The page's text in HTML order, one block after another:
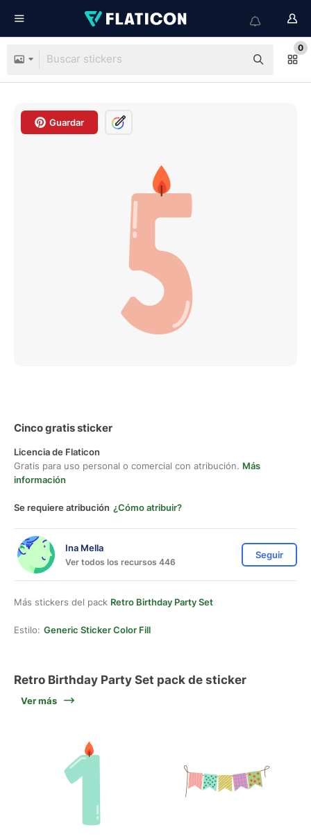
0
Guardar
Cinco gratis sticker
Licencia de Flaticon
Gratis para uso personal o comercial con atribución. Más
información
Se requiere atribución ¿Cómo atribuir?
Ina Mella
Ver todos los recursos 446
Seguir
Más stickers del pack Retro Birthday Party Set
Estilo: Generic Sticker Color Fill
Retro Birthday Party Set pack de sticker
Ver más